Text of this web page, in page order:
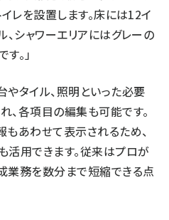
レを設置します。床には12イ
シャワーエリアにはグレーの
。」
タイル、照明といった必要
、各項目の編集も可能です。
あわせて表示されるため、
活用できます。従来はプロが
業務を数分まで短縮できる点